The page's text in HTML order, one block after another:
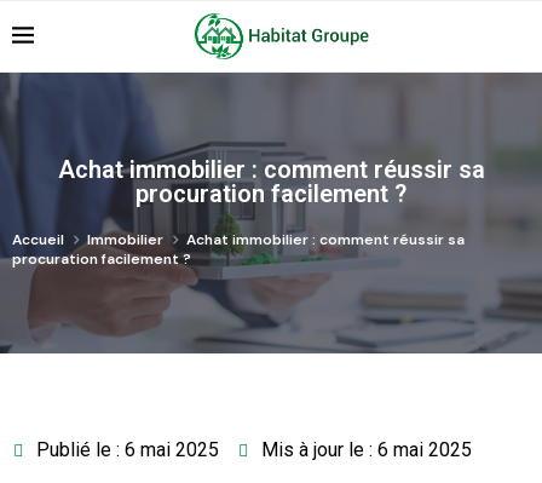
Achat immobilier : comment réussir sa
procuration facilement ?
Accueil Immobilier
Achat immobilier : comment réussir sa
procuration facilement ?
Publié le : 6 mai 2025 Mis à jour le : 6 mai 2025